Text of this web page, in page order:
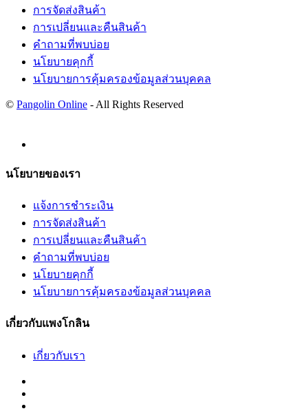
การจัดส่งสินค้า
การเปลี่ยนและคืนสินค้า
คำถามที่พบบ่อย
นโยบายคุกกี้
นโยบายการคุ้มครองข้อมูลส่วนบุคคล
© Pangolin Online - All Rights Reserved
นโยบายของเรา
แจ้งการชำระเงิน
การจัดส่งสินค้า
การเปลี่ยนและคืนสินค้า
คำถามที่พบบ่อย
นโยบายคุกกี้
นโยบายการคุ้มครองข้อมูลส่วนบุคคล
เกี่ยวกับแพงโกลิน
เกี่ยวกับเรา